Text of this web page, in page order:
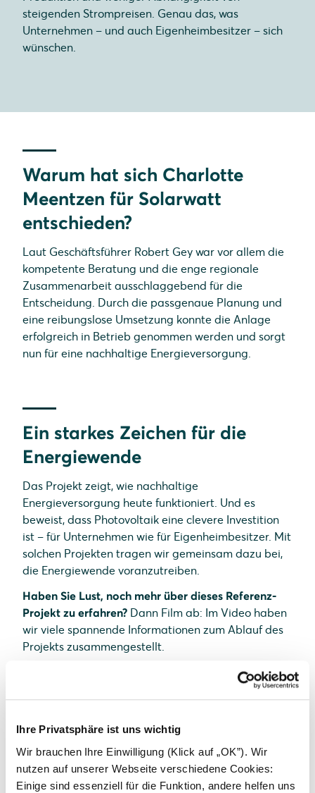
Ihre Privatsphäre ist uns wichtig
Wir brauchen Ihre Einwilligung (Klick auf „OK”). Wir
nutzen auf unserer Webseite verschiedene Cookies:
Einige sind essenziell für die Funktion, andere helfen uns
steigenden Strompreisen. Genau das, was
Unternehmen – und auch Eigenheimbesitzer – sich
wünschen.
Warum hat sich Charlotte
Meentzen für Solarwatt
entschieden?
Laut Geschäftsführer Robert Gey war vor allem die
kompetente Beratung und die enge regionale
Zusammenarbeit ausschlaggebend für die
Entscheidung. Durch die passgenaue Planung und
eine reibungslose Umsetzung konnte die Anlage
erfolgreich in Betrieb genommen werden und sorgt
nun für eine nachhaltige Energieversorgung.
Ein starkes Zeichen für die
Energiewende
Das Projekt zeigt, wie nachhaltige
Energieversorgung heute funktioniert. Und es
beweist, dass Photovoltaik eine clevere Investition
ist – für Unternehmen wie für Eigenheimbesitzer. Mit
solchen Projekten tragen wir gemeinsam dazu bei,
die Energiewende voranzutreiben.
Haben Sie Lust, noch mehr über dieses Referenz-
Projekt zu erfahren? Dann Film ab: Im Video haben
wir viele spannende Informationen zum Ablauf des
Projekts zusammengestellt.
Weitere Neuigkeiten